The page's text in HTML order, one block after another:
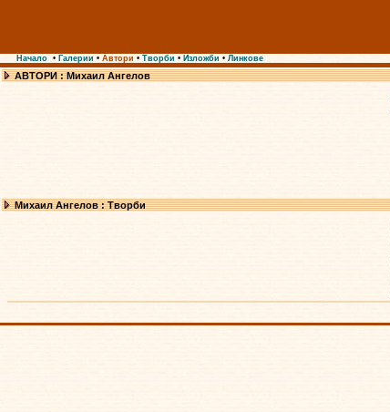
Начало • Галерии • Автори • Творби • Изложби • Линкове
АВТОРИ : Михаил Ангелов
Михаил Ангелов : Творби